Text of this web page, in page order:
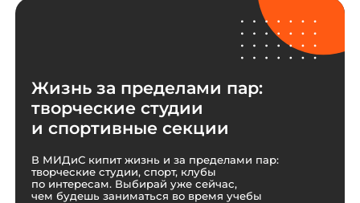
Жизнь за пределами пар:
творческие студии
и спортивные секции
В МИДиС кипит жизнь и за пределами пар:
творческие студии, спорт, клубы
по интересам. Выбирай уже сейчас,
чем будешь заниматься во время учебы